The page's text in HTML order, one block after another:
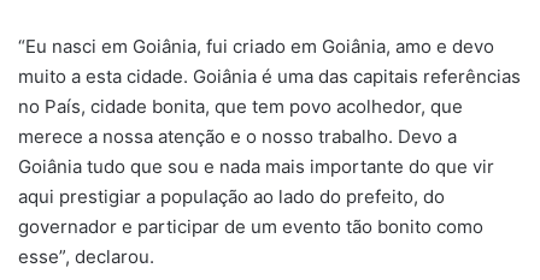
“Eu nasci em Goiânia, fui criado em Goiânia, amo e devo
muito a esta cidade. Goiânia é uma das capitais referências
no País, cidade bonita, que tem povo acolhedor, que
merece a nossa atenção e o nosso trabalho. Devo a
Goiânia tudo que sou e nada mais importante do que vir
aqui prestigiar a população ao lado do prefeito, do
governador e participar de um evento tão bonito como
esse”, declarou.